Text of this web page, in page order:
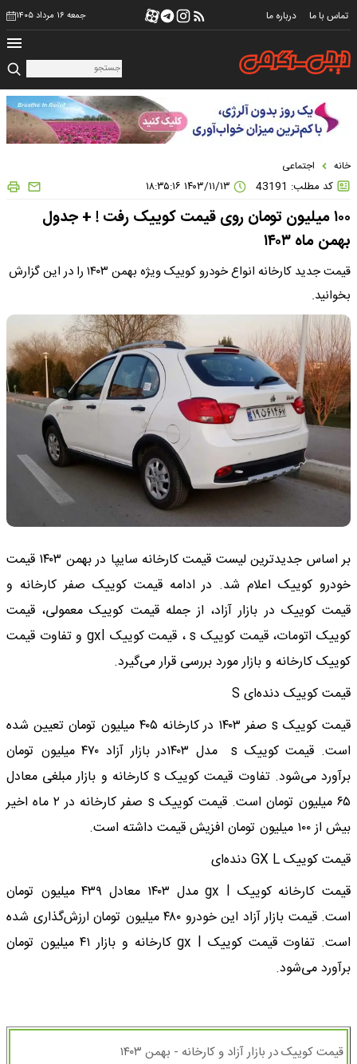
تماس با ما درباره ما جمعه ۱۶ مرداد ۱۴۰۵
خانه اجتماعی
کد مطلب: 43191
۱۰۰ میلیون تومان روی قیمت کوییک رفت ! + جدول
بهمن ماه ۱۴۰۳
قیمت جدید کارخانه انواع خودرو کوییک ویژه بهمن ۱۴۰۳ را در این گزارش
بخوانید.
بر اساس جدیدترین لیست قیمت کارخانه سایپا در بهمن ۱۴۰۳ قیمت
خودرو کوییک اعلام شد. در ادامه قیمت کوییک صفر کارخانه و
قیمت کوییک در بازار آزاد، از جمله قیمت کوییک معمولی، قیمت
کوییک اتومات، قیمت کوییک s ، قیمت کوییک gxl و تفاوت قیمت
کوییک کارخانه و بازار مورد بررسی قرار می‌گیرد.
قیمت کوییک دنده‌ای S
قیمت کوییک s صفر ۱۴۰۳ در کارخانه ۴۰۵ میلیون تومان تعیین شده
است. قیمت کوییک s مدل ۱۴۰۳در بازار آزاد ۴۷۰ میلیون تومان
برآورد می‌شود. تفاوت قیمت کوییک s کارخانه و بازار مبلغی معادل
۶۵ میلیون تومان است. قیمت کوییک s صفر کارخانه در ۲ ماه اخیر
بیش از ۱۰۰ میلیون تومان افزیش قیمت داشته است.
قیمت کوییک GX L دنده‌ای
قیمت کارخانه کوییک gx l مدل ۱۴۰۳ معادل ۴۳۹ میلیون تومان
است. قیمت بازار آزاد این خودرو ۴۸۰ میلیون تومان ارزش‌گذاری شده
است. تفاوت قیمت کوییک gx l کارخانه و بازار ۴۱ میلیون تومان
برآورد می‌شود.
قیمت کوییک در بازار آزاد و کارخانه - بهمن ۱۴۰۳